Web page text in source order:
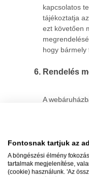
kapcsolatos
tájékoztatja
ezt követően
hogy bármely
Rendelés
A
tudják
Fontosnak tartjuk az
A böngészési élmény
tartalmak megjelenítése,
(cookie) használunk. 'Az